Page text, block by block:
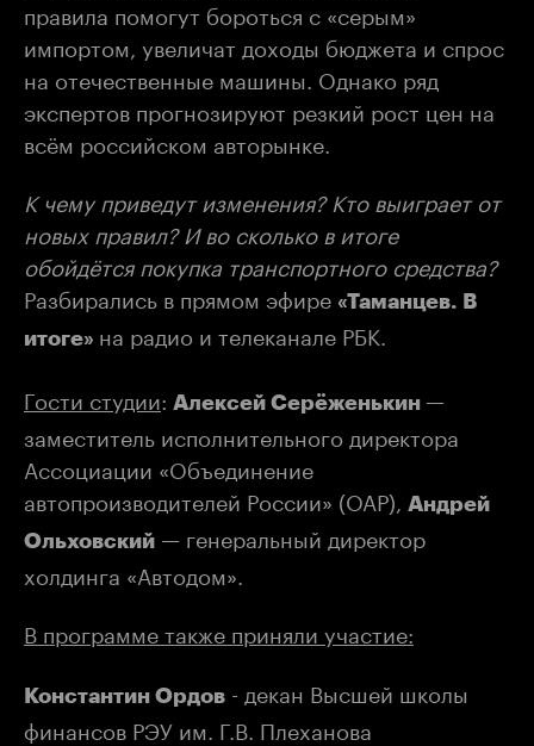
правила помогут бороться с «серым»
импортом, увеличат доходы бюджета и спрос
на отечественные машины. Однако ряд
экспертов прогнозируют резкий рост цен на
всём российском авторынке.
К чему приведут изменения? Кто выиграет от
новых правил? И во сколько в итоге
обойдётся покупка транспортного средства?
Разбирались в прямом эфире «Таманцев. В
итоге» на радио и телеканале РБК.
Гости студии: Алексей Серёженькин —
заместитель исполнительного директора
Ассоциации «Объединение
автопроизводителей России» (ОАР),
Андрей
Ольховский — генеральный директор
холдинга «Автодом».
В программе также приняли участие:
Константин Ордов - декан Высшей школы
финансов РЭУ им. Г.В. Плеханова